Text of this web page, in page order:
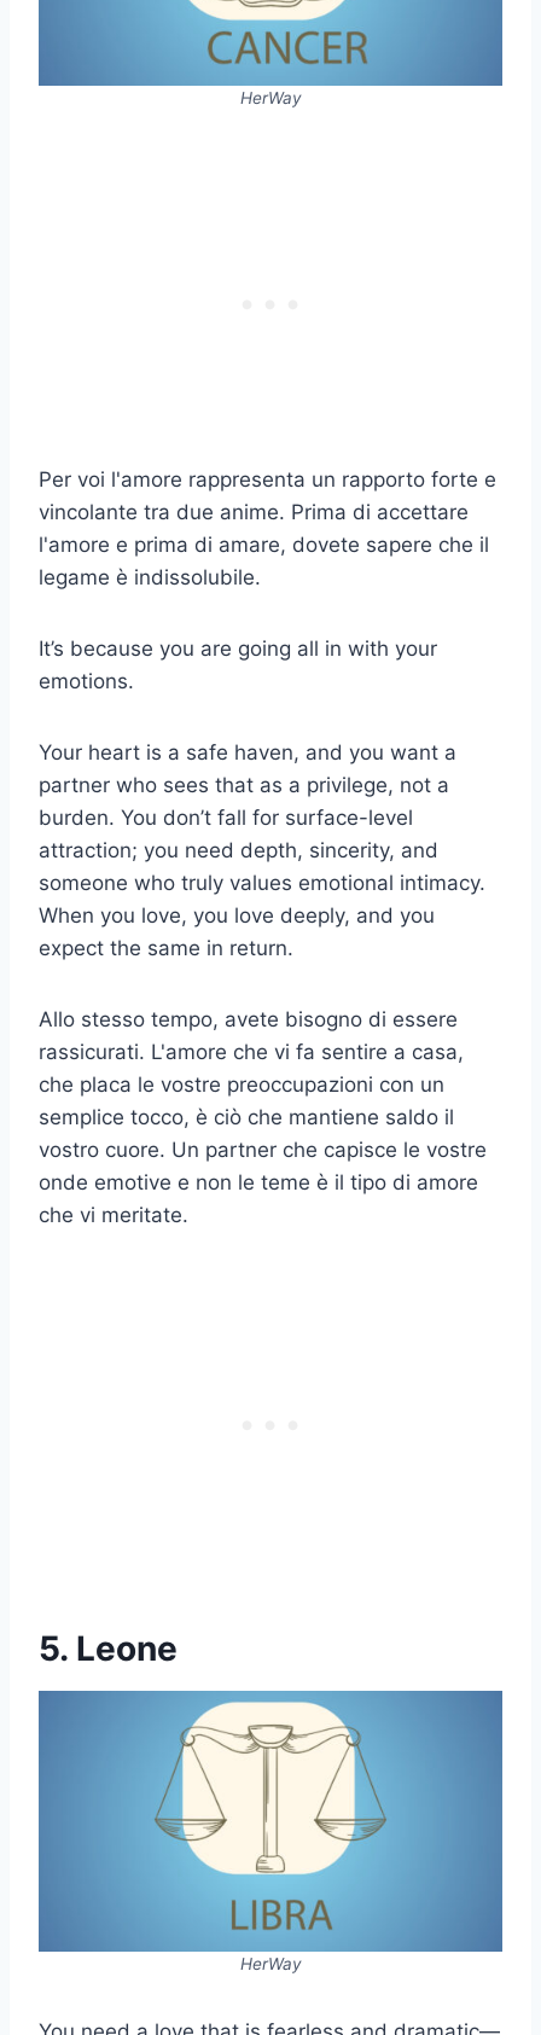
HerWay
Per voi l'amore rappresenta un rapporto forte e
vincolante tra due anime. Prima di accettare
l'amore e prima di amare, dovete sapere che il
legame è indissolubile.
It’s because you are going all in with your
emotions.
Your heart is a safe haven, and you want a
partner who sees that as a privilege, not a
burden. You don’t fall for surface-level
attraction; you need depth, sincerity, and
someone who truly values emotional intimacy.
When you love, you love deeply, and you
expect the same in return.
Allo stesso tempo, avete bisogno di essere
rassicurati. L'amore che vi fa sentire a casa,
che placa le vostre preoccupazioni con un
semplice tocco, è ciò che mantiene saldo il
vostro cuore. Un partner che capisce le vostre
onde emotive e non le teme è il tipo di amore
che vi meritate.
5. Leone
HerWay